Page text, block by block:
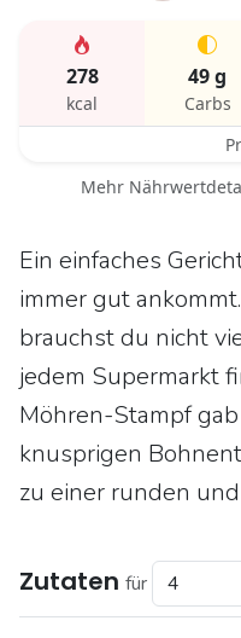
278
kcal
49 g
Carbs
Mehr
Ein einfaches
immer gut
brauchst du nicht
jedem Supermarkt
Möhren-Stampf
knusprigen
zu einer runden
Zutaten für